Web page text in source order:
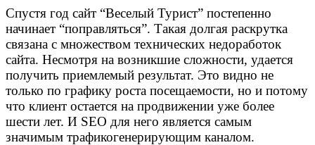
Спустя год сайт “Веселый Турист” постепенно
начинает “поправляться”. Такая долгая раскрутка
связана с множеством технических недоработок
сайта. Несмотря на возникшие сложности, удается
получить приемлемый результат. Это видно не
только по графику роста посещаемости, но и потому
что клиент остается на продвижении уже более
шести лет. И SEO для него является самым
значимым трафикогенерирующим каналом.